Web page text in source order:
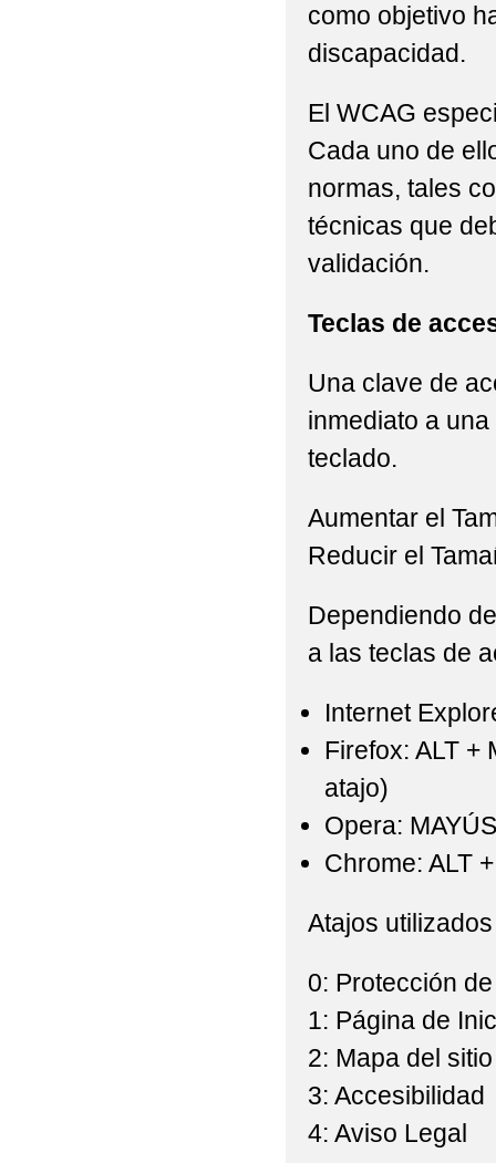
como objetivo
discapacidad.
El WCAG
Cada uno de
normas, tales
técnicas que
validación.
Teclas de
Una clave de
inmediato a
teclado.
Aumentar el
Reducir el
Dependiendo
a las teclas de
Internet
Firefox: ALT +
atajo)
Opera:
Chrome: ALT
Atajos
0: Protección
1: Página de
2: Mapa del sitio
3: Accesibilidad
4: Aviso Legal